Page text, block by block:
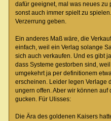
dafür geeignet, mal was neues zu
sonst auch immer spielt zu
Verzerrung geben.
Ein anderes Maß wäre, die
einfach, weil ein Verlag solange
sich auch verkaufen. Und es gibt
dass Systeme gestorben sind,
umgekehrt ja per definitionem
erscheinen. Leider legen Verlage
ungern offen. Aber wir können
gucken. Für Ulisses:
Die Ära des goldenen Kaisers